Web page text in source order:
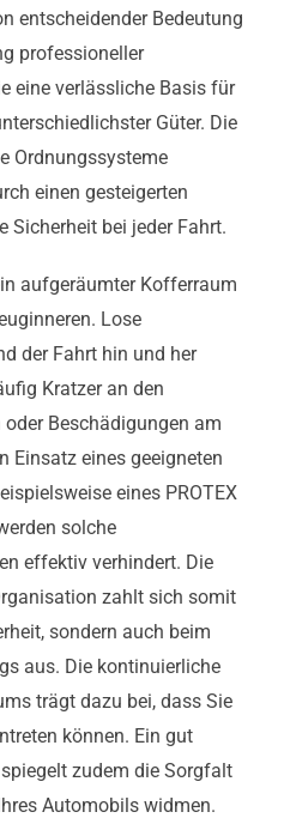
entscheidender Bedeutung
professioneller
eine verlässliche Basis für
Güter. Die
Ordnungssysteme
einen gesteigerten
Sicherheit bei jeder Fahrt.
aufgeräumter Kofferraum
Lose
der Fahrt hin und her
Kratzer an den
Beschädigungen am
Einsatz eines geeigneten
eines PROTEX
solche
effektiv verhindert. Die
zahlt sich somit
sondern auch beim
aus. Die kontinuierliche
trägt dazu bei, dass Sie
können. Ein gut
zudem die Sorgfalt
Automobils widmen.